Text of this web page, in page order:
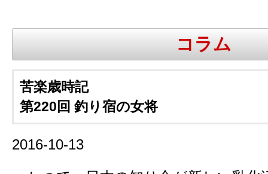
ロサンゼルスの求人、クラシファイド、地元情報など
日刊サンはロサンゼルスの日本語新
更新、求人、クラシファイドは毎週木
コラム
苦楽歳時記
第220回 釣り宿の女将
2016-10-13